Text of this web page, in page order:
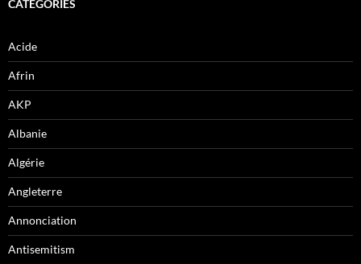
CATÉGORIES
Acide
Afrin
AKP
Albanie
Algérie
Angleterre
Annonciation
Antisemitism